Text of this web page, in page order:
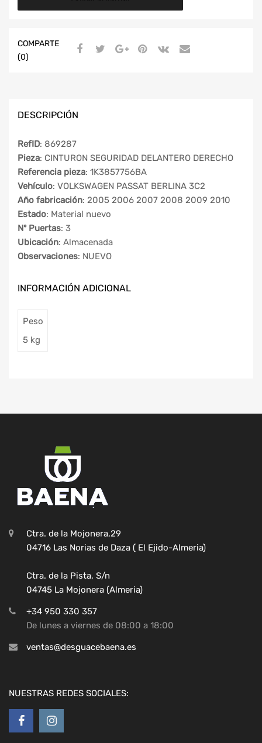
COMPARTE
(0)
DESCRIPCIÓN
RefID: 869287
Pieza: CINTURON SEGURIDAD DELANTERO DERECHO
Referencia pieza: 1K3857756BA
Vehículo: VOLKSWAGEN PASSAT BERLINA 3C2
Año fabricación: 2005 2006 2007 2008 2009 2010
Estado: Material nuevo
Nº Puertas: 3
Ubicación: Almacenada
Observaciones: NUEVO
INFORMACIÓN ADICIONAL
Peso
5 kg
Ctra. de la Mojonera,29
04716 Las Norias de Daza ( El Ejido-Almeria)
Ctra. de la Pista, S/n
04745 La Mojonera (Almeria)
+34 950 330 357
De lunes a viernes de 08:00 a 18:00
ventas@desguacebaena.es
NUESTRAS REDES SOCIALES: